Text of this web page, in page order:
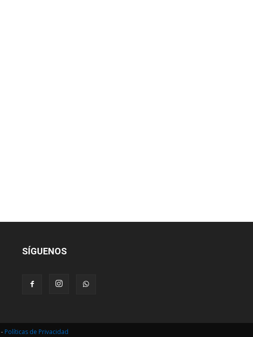
SÍGUENOS
- Políticas de Privacidad